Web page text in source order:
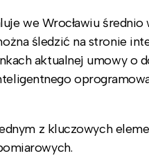
we Wrocławiu
śledzić na stronie
aktualnej umowy o
z kluczowych